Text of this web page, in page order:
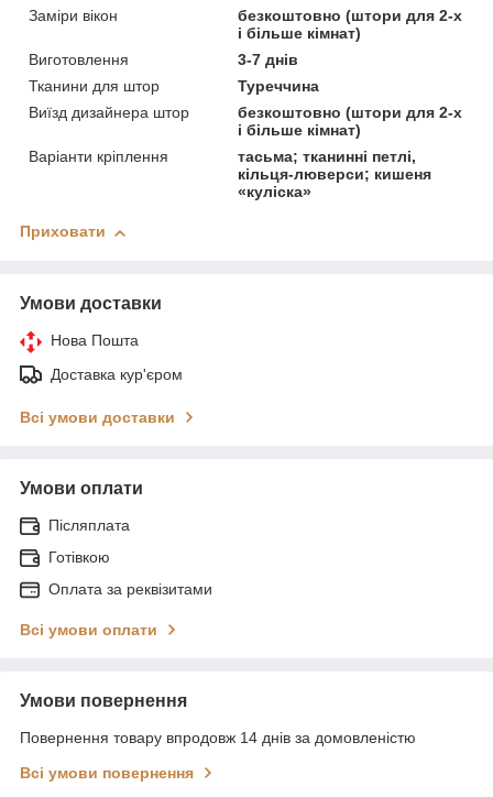
Заміри вікон
безкоштовно (штори для 2-х
і більше кімнат)
Виготовлення
3-7 днів
Тканини для штор
Туреччина
Виїзд дизайнера штор
безкоштовно (штори для 2-х
і більше кімнат)
Варіанти кріплення
тасьма; тканинні петлі,
кільця-люверси; кишеня
«куліска»
Приховати
Умови доставки
Нова Пошта
Доставка кур'єром
Всі умови доставки
Умови оплати
Післяплата
Готівкою
Оплата за реквізитами
Всі умови оплати
Умови повернення
Повернення товару впродовж 14 днів за домовленістю
Всі умови повернення